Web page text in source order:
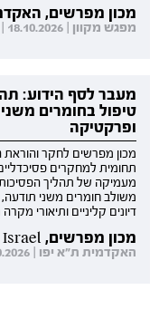
מכון מפרשים,
מפגש מקוון | 18.10.2026 | יום ראשון | 19:30-21:00
מעבר לסף הידוע:
טיפול בחומרים
ופרקטיקה
תחומית למחקרים
מעמיקה של תהליך
משולב חומרים משני
דיונים קליניים ותיאורי
מכון מפרשים, MAPS Israel
האקדמית ת"א יפו | 23.10.2026 | יום שישי | 08:30-14:00